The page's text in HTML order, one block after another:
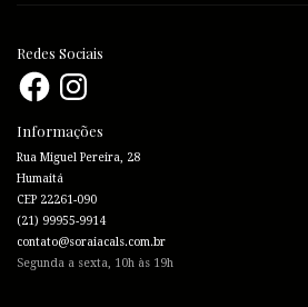
Redes Sociais
FacebookInstagram
Informações
Rua Miguel Pereira, 28
Humaitá
CEP 22261-090
(21) 99955-9914
contato@soraiacals.com.br
Segunda a sexta, 10h às 19h